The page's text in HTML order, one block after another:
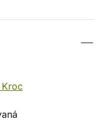
Kroc